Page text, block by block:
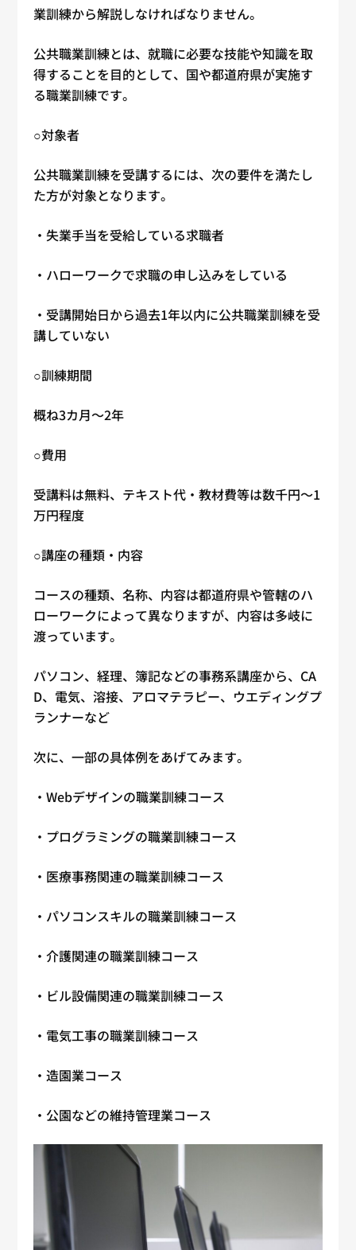
業訓練から解説しなければなりません。
公共職業訓練とは、就職に必要な技能や知識を取
得することを目的として、国や都道府県が実施す
る職業訓練です。
○対象者
公共職業訓練を受講するには、次の要件を満たし
た方が対象となります。
・失業手当を受給している求職者
・ハローワークで求職の申し込みをしている
・受講開始日から過去1年以内に公共職業訓練を受
講していない
○訓練期間
概ね3カ月〜2年
○費用
受講料は無料、テキスト代・教材費等は数千円～1
万円程度
○講座の種類・内容
コースの種類、名称、内容は都道府県や管轄のハ
ローワークによって異なりますが、内容は多岐に
渡っています。
パソコン、経理、簿記などの事務系講座から、CA
D、電気、溶接、アロマテラピー、ウエディングプ
ランナーなど
次に、一部の具体例をあげてみます。
・Webデザインの職業訓練コース
・プログラミングの職業訓練コース
・医療事務関連の職業訓練コース
・パソコンスキルの職業訓練コース
・介護関連の職業訓練コース
・ビル設備関連の職業訓練コース
・電気工事の職業訓練コース
・造園業コース
・公園などの維持管理業コース